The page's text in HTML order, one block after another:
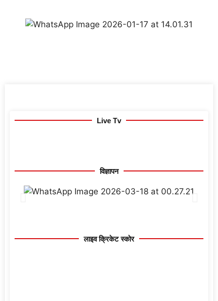
Live Tv
विज्ञापन
लाइव क्रिकेट स्कोर